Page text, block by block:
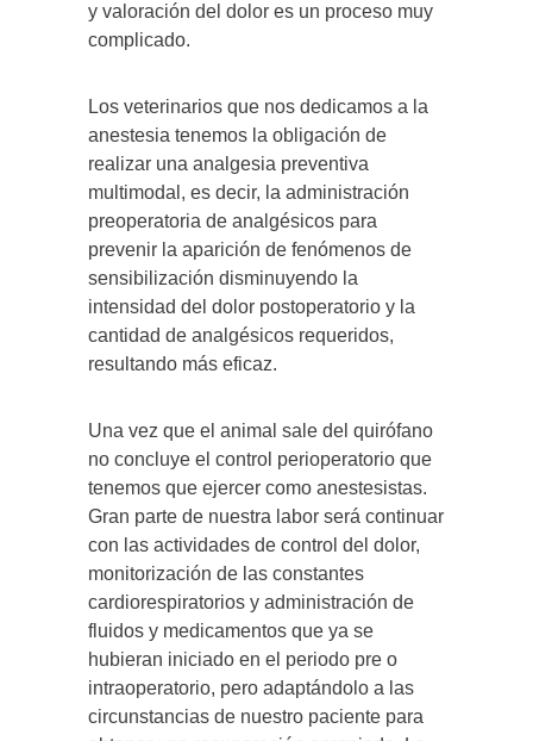
y valoración del dolor es un proceso muy
complicado.
Los veterinarios que nos dedicamos a la
anestesia tenemos la obligación de
realizar una analgesia preventiva
multimodal, es decir, la administración
preoperatoria de analgésicos para
prevenir la aparición de fenómenos de
sensibilización disminuyendo la
intensidad del dolor postoperatorio y la
cantidad de analgésicos requeridos,
resultando más eficaz.
Una vez que el animal sale del quirófano
no concluye el control perioperatorio que
tenemos que ejercer como anestesistas.
Gran parte de nuestra labor será continuar
con las actividades de control del dolor,
monitorización de las constantes
cardiorespiratorios y administración de
fluidos y medicamentos que ya se
hubieran iniciado en el periodo pre o
intraoperatorio, pero adaptándolo a las
circunstancias de nuestro paciente para